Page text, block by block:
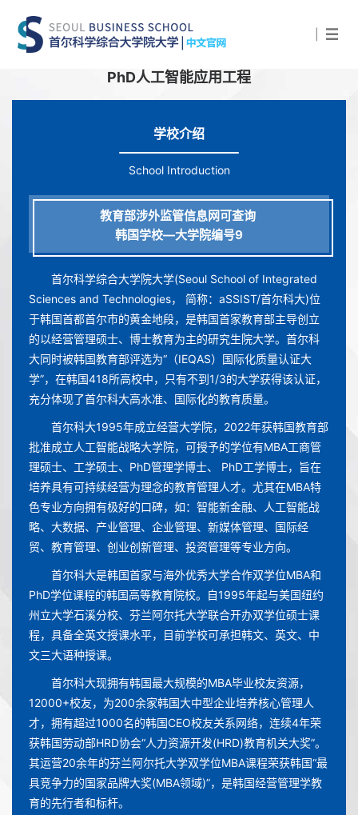
PhD人工智能应用工程
School Introduction
学校介绍
教育部涉外监管信息网可查询
韩国学校—大学院编号9
首尔科学综合大学院大学(Seoul School of Integrated
Sciences and Technologies， 简称：aSSIST/首尔科大)位
于韩国首都首尔市的黄金地段，是韩国首家教育部主导创立
的以经营管理硕士、博士教育为主的研究生院大学。首尔科
大同时被韩国教育部评选为“（IEQAS）国际化质量认证大
学”，在韩国418所高校中，只有不到1/3的大学获得该认证，
充分体现了首尔科大高水准、国际化的教育质量。
首尔科大1995年成立经营大学院，2022年获韩国教育部
批准成立人工智能战略大学院，可授予的学位有MBA工商管
理硕士、工学硕士、PhD管理学博士、 PhD工学博士，旨在
培养具有可持续经营为理念的教育管理人才。尤其在MBA特
色专业方向拥有极好的口碑，如：智能新金融、人工智能战
略、大数据、产业管理、企业管理、新媒体管理、国际经
贸、教育管理、创业创新管理、投资管理等专业方向。
首尔科大是韩国首家与海外优秀大学合作双学位MBA和
PhD学位课程的韩国高等教育院校。自1995年起与美国纽约
州立大学石溪分校、芬兰阿尔托大学联合开办双学位硕士课
程，具备全英文授课水平，目前学校可承担韩文、英文、中
文三大语种授课。
首尔科大现拥有韩国最大规模的MBA毕业校友资源，
12000+校友，为200余家韩国大中型企业培养核心管理人
才，拥有超过1000名的韩国CEO校友关系网络，连续4年荣
获韩国劳动部HRD协会“人力资源开发(HRD)教育机关大奖”。
其运营20余年的芬兰阿尔托大学双学位MBA课程荣获韩国“最
具竞争力的国家品牌大奖(MBA领域)”，是韩国经营管理学教
育的先行者和标杆。